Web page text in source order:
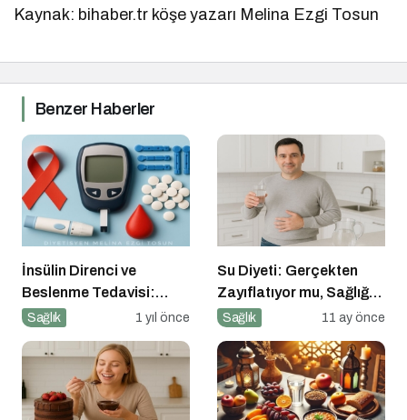
Kaynak: bihaber.tr köşe yazarı Melina Ezgi Tosun
Benzer Haberler
İnsülin Direnci ve
Beslenme Tedavisi:
Düşük Glisemik İndeksli
Sağlık 1 yıl önce
Su Diyeti: Gerçekten
Zayıflatıyor mu, Sağlığa
Zararları Ne?
Sağlık 11 ay önce